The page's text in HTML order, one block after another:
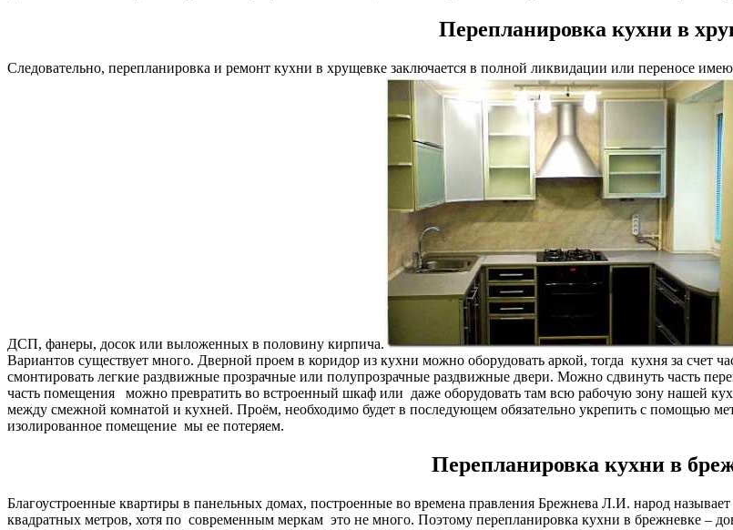
Перепланировка кухни в
Следовательно, перепланировка и ремонт кухни в хрущевке заключается в полной ликвидации или переносе
ДСП, фанеры, досок или выложенных в половину кирпича.
Вариантов существует много. Дверной проем в коридор из кухни можно оборудовать аркой, тогда кухня за счет
смонтировать легкие раздвижные прозрачные или полупрозрачные раздвижные двери. Можно сдвинуть часть
часть помещения можно превратить во встроенный шкаф или даже оборудовать там всю рабочую зону нашей
между смежной комнатой и кухней. Проём, необходимо будет в последующем обязательно укрепить с помощью
изолированное помещение мы ее потеряем.
Перепланировка кухни в
Благоустроенные квартиры в панельных домах, построенные во времена правления Брежнева Л.И. народ
квадратных метров, хотя по современным меркам это не много. Поэтому перепланировка кухни в брежневке –